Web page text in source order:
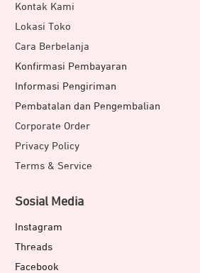
Kontak Kami
Lokasi Toko
Cara Berbelanja
Konfirmasi Pembayaran
Informasi Pengiriman
Pembatalan dan Pengembalian
Corporate Order
Privacy Policy
Terms & Service
Sosial Media
Instagram
Threads
Facebook